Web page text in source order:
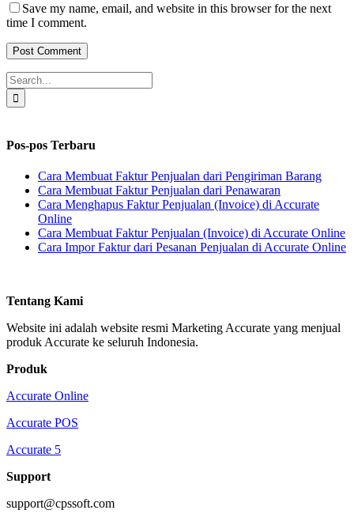
Save my name, email, and website in this browser for the next
time I comment.
Search
for:
Pos-pos Terbaru
Cara Membuat Faktur Penjualan dari Pengiriman Barang
Cara Membuat Faktur Penjualan dari Penawaran
Cara Menghapus Faktur Penjualan (Invoice) di Accurate
Online
Cara Membuat Faktur Penjualan (Invoice) di Accurate Online
Cara Impor Faktur dari Pesanan Penjualan di Accurate Online
Tentang Kami
Website ini adalah website resmi Marketing Accurate yang menjual
produk Accurate ke seluruh Indonesia.
Produk
Accurate Online
Accurate POS
Accurate 5
Support
support@cpssoft.com